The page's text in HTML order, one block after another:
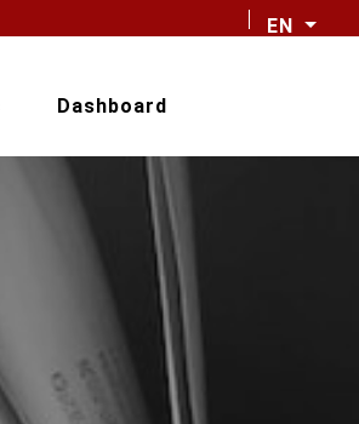
EN
Dashboard